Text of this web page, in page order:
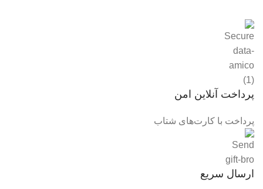
پرداخت آنلاین امن
پرداخت با کارت‌های شتاب
ارسال سریع